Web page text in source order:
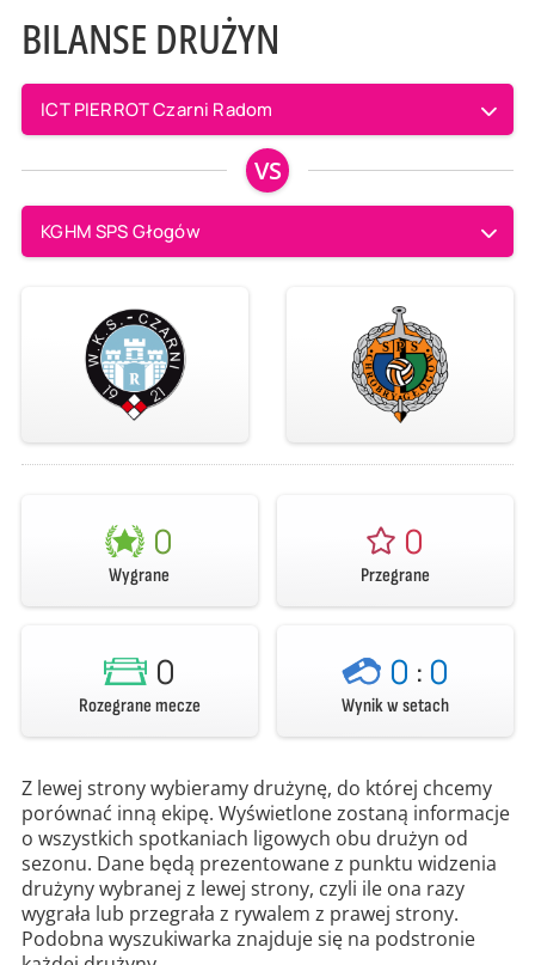
BILANSE DRUŻYN
ICT PIERROT Czarni Radom
VS
KGHM SPS Głogów
0
Wygrane
0
Przegrane
0
Rozegrane mecze
0 : 0
Wynik w setach
Z lewej strony wybieramy drużynę, do której chcemy
porównać inną ekipę. Wyświetlone zostaną informacje
o wszystkich spotkaniach ligowych obu drużyn od
sezonu. Dane będą prezentowane z punktu widzenia
drużyny wybranej z lewej strony, czyli ile ona razy
wygrała lub przegrała z rywalem z prawej strony.
Podobna wyszukiwarka znajduje się na podstronie